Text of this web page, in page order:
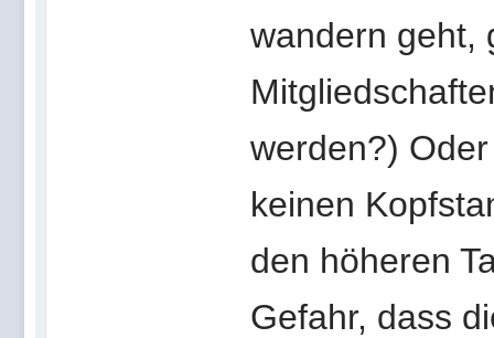
wandern geht,
werden?)
keinen
den höheren
Gefahr, dass